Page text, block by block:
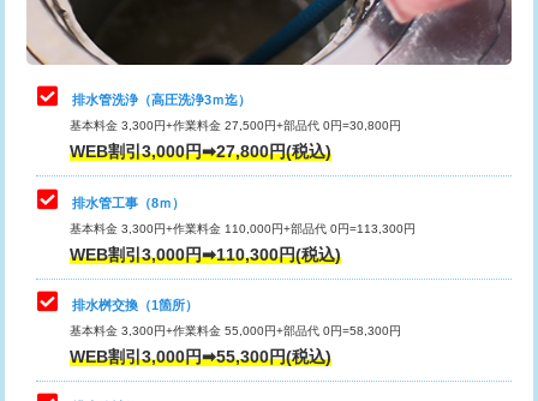
排水管工事（排水管工事/3ｍまで） 55,000円
排水管工事（追加 排水管工事/3ｍ超
え）
マス交換（土の掘削・埋め戻し作業）
マス交換（深さ50㎝未満）
マス交換（深さ50㎝以上）
コンクリート斫り（厚さ10㎝まで）
コンクリート斫り（厚さ10㎝超え）
理・調整・分解・加工など（軽作業）
止水・漏水調査・防水処理・清掃・修
理・調整・分解・加工など（中作業）
22,000円
止水・漏水調査・防水処理・清掃・修
理・調整・分解・加工など（重作業）
33,000円
その他部品の脱着
交換・取付（タンク）
交換・取付(単水栓（壁付・デッキ
式）)
交換・取付(混合水栓（壁付・デッキ
16,500円+材料費
排水管洗浄（高圧洗浄3ｍ迄）
基本料金 3,300円+作業料金 27,500円+部品代 0円=30,800円
WEB割引3,000円➡27,800円(税込)
排水管工事（8ｍ）
基本料金 3,300円+作業料金 110,000円+部品代 0円=113,300円
WEB割引3,000円➡110,300円(税込)
排水桝交換（1箇所）
基本料金 3,300円+作業料金 55,000円+部品代 0円=58,300円
WEB割引3,000円➡55,300円(税込)